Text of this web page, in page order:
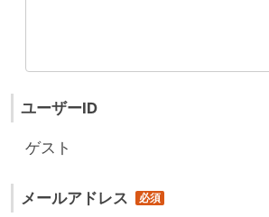
ユーザーID
ゲスト
メールアドレス